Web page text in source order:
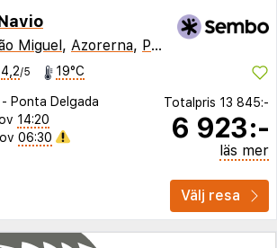
Miguel , Azorerna, Portugal
4,2/5 19°C
- Ponta Delgada
14:20
06:30
Totalpris 13 845:-
6 923:-
läs mer
Välj resa